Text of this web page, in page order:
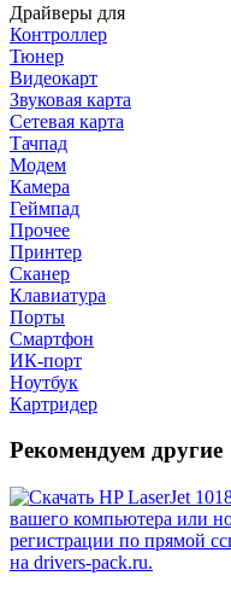
Драйверы для
Контроллер
Тюнер
Видеокарт
Звуковая карта
Сетевая карта
Тачпад
Модем
Камера
Геймпад
Прочее
Принтер
Сканер
Клавиатура
Порты
Смартфон
ИК-порт
Ноутбук
Картридер
Рекомендуем другие